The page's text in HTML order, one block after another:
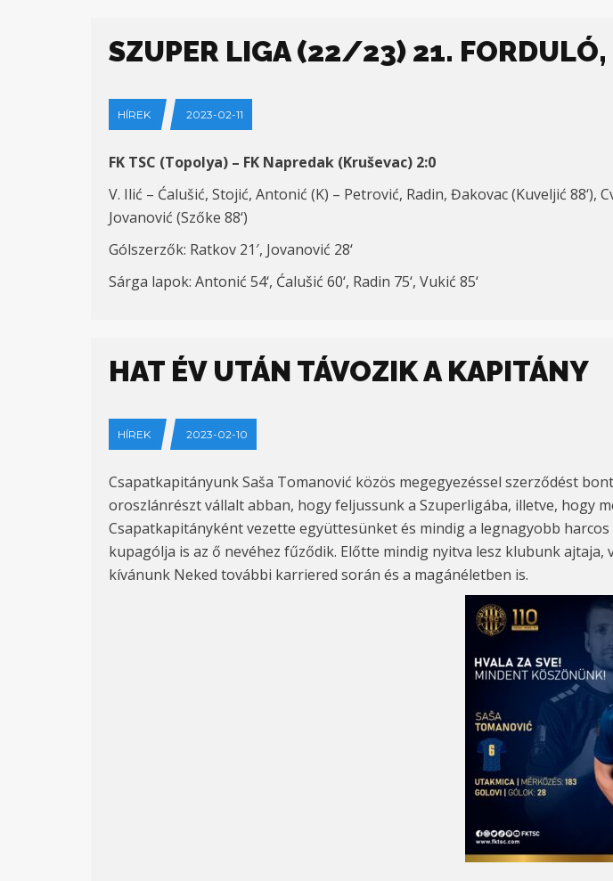
SZUPER LIGA (22/23) 21. FORDULÓ,
HÍREK 2023-02-11
FK TSC (Topolya) – FK Napredak (Kruševac) 2:0
V. Ilić – Ćalušić, Stojić, Antonić (K) – Petrović, Radin, Đakovac (Kuveljić 88‘),
Jovanović (Szőke 88‘)
Gólszerzők: Ratkov 21′, Jovanović 28‘
Sárga lapok: Antonić 54‘, Ćalušić 60‘, Radin 75‘, Vukić 85‘
HAT ÉV UTÁN TÁVOZIK A KAPITÁNY
HÍREK 2023-02-10
Csapatkapitányunk Saša Tomanović közös megegyezéssel szerződést
oroszlánrészt vállalt abban, hogy feljussunk a Szuperligába, illetve, hogy
Csapatkapitányként vezette együttesünket és mindig a legnagyobb
kupagólja is az ő nevéhez fűződik. Előtte mindig nyitva lesz klubunk
kívánunk Neked további karriered során és a magánéletben is.